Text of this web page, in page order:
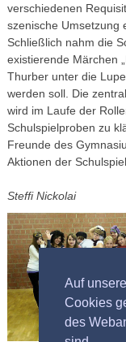
Auf
Cookies
des
verschiedenen
szenische Umsetzung
Schließlich nahm die
existierende Märchen
Thurber unter die
werden soll. Die
wird im Laufe der
Schulspielproben zu
Freunde des
Aktionen der
Steffi Nickolai